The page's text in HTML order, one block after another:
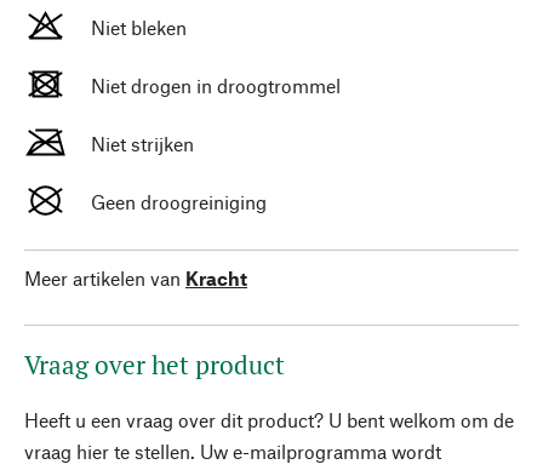
Niet bleken
Niet drogen in droogtrommel
Niet strijken
Geen droogreiniging
Meer artikelen van Kracht
Vraag over het product
Heeft u een vraag over dit product? U bent welkom om de
vraag hier te stellen. Uw e-mailprogramma wordt